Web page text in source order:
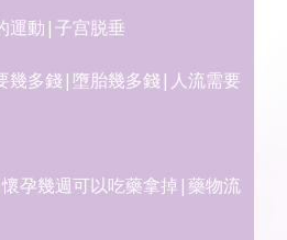
運動|子宫脱垂
幾多錢|墮胎幾多錢|人流需要
孕幾週可以吃藥拿掉|藥物流